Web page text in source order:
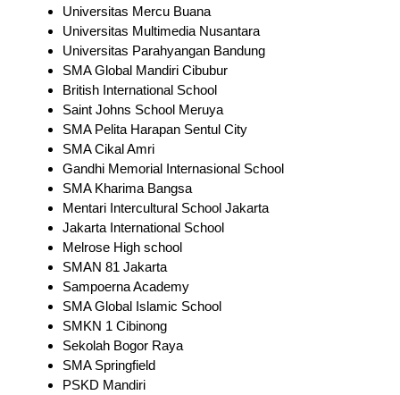
Universitas Mercu Buana
Universitas Multimedia Nusantara
Universitas Parahyangan Bandung
SMA Global Mandiri Cibubur
British International School
Saint Johns School Meruya
SMA Pelita Harapan Sentul City
SMA Cikal Amri
Gandhi Memorial Internasional School
SMA Kharima Bangsa
Mentari Intercultural School Jakarta
Jakarta International School
Melrose High school
SMAN 81 Jakarta
Sampoerna Academy
SMA Global Islamic School
SMKN 1 Cibinong
Sekolah Bogor Raya
SMA Springfield
PSKD Mandiri